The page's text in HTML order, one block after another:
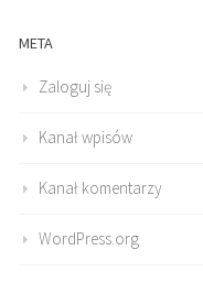
META
Zaloguj się
Kanał wpisów
Kanał komentarzy
WordPress.org